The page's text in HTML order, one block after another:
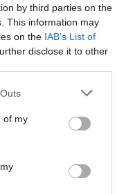
by third parties on the
This information may
on the IAB’s List of
disclose it to other
of my
de medicamentos